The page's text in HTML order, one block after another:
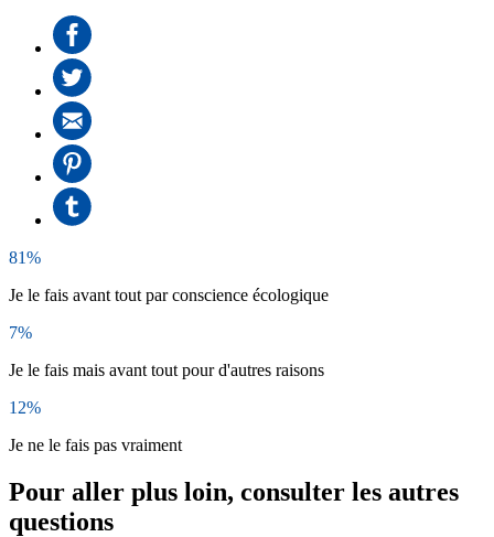
81%
Je le fais avant tout par conscience écologique
7%
Je le fais mais avant tout pour d'autres raisons
12%
Je ne le fais pas vraiment
Pour aller plus loin, consulter les autres
questions